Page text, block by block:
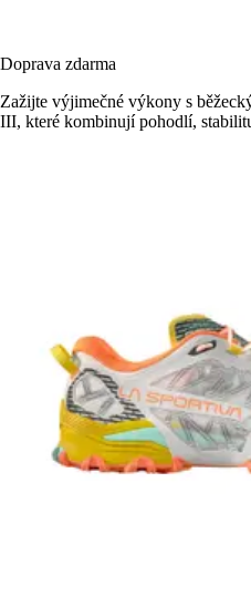
Doprava zdarma
Zažijte výjimečné výkony s
III, které kombinují pohodlí,